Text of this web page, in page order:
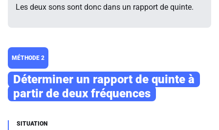
Les deux sons sont donc dans un rapport de quinte.
MÉTHODE 2
Déterminer un rapport de quinte à
partir de deux fréquences